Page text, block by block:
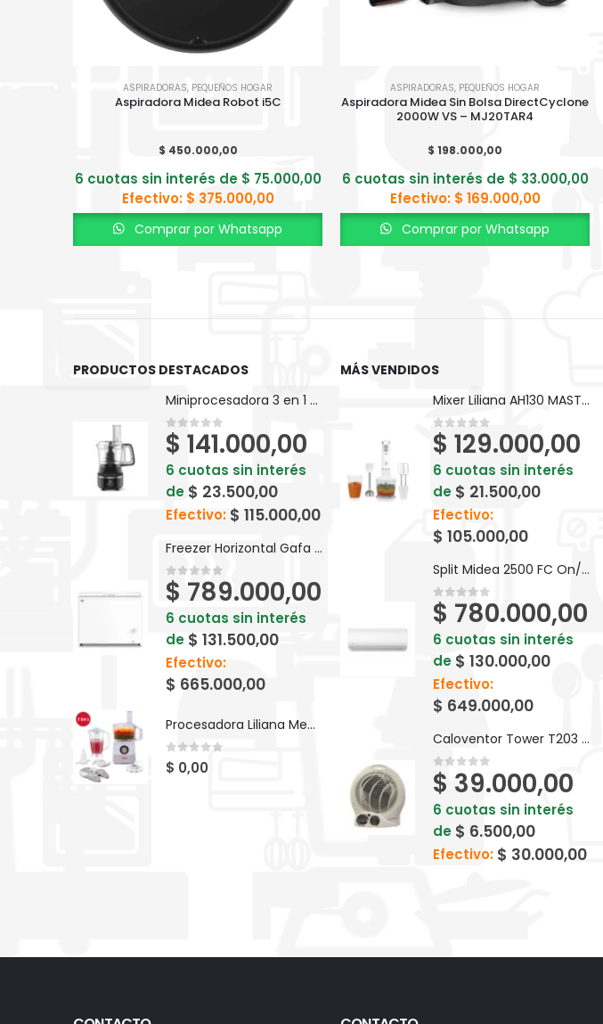
ASPIRADORAS, PEQUEÑOS HOGAR
Aspiradora Midea Robot i5C
$ 450.000,00
6 cuotas sin interés de $ 75.000,00
Efectivo: $ 375.000,00
Comprar por Whatsapp
ASPIRADORAS, PEQUEÑOS HOGAR
Aspiradora Midea Sin Bolsa DirectCyclone
2000W VS – MJ20TAR4
$ 198.000,00
6 cuotas sin interés de $ 33.000,00
Efectivo: $ 169.000,00
Comprar por Whatsapp
PRODUCTOS DESTACADOS
Miniprocesadora 3 en 1 Electrolux Efficient 710ml EFP500
0out of 5
$ 141.000,00
6 cuotas sin interés
de $ 23.500,00
Efectivo: $ 115.000,00
Freezer Horizontal Gafa Blanco Inverter 280lts FGHI300B-L
0out of 5
$ 789.000,00
6 cuotas sin interés
de $ 131.500,00
Efectivo:
$ 665.000,00
Procesadora Liliana Megapros AM740
0 out of 5
$ 0,00
MÁS VENDIDOS
Mixer Liliana AH130 MASTERPIC
0out of 5
$ 129.000,00
6 cuotas sin interés
de $ 21.500,00
Efectivo:
$ 105.000,00
Split Midea 2500 FC On/Off
0out of 5
$ 780.000,00
6 cuotas sin interés
de $ 130.000,00
Efectivo:
$ 649.000,00
Caloventor Tower T203 2000 watts
0out of 5
$ 39.000,00
6 cuotas sin interés
de $ 6.500,00
Efectivo: $ 30.000,00